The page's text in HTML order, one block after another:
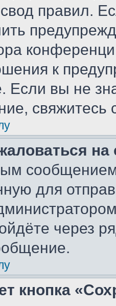
правил.
к
Если вы не
сообщением
для
через
кнопка